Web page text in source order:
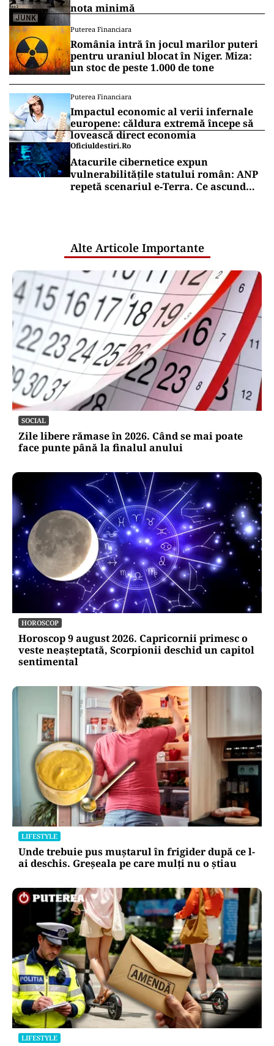
nota minimă
Puterea Financiara
România intră în jocul marilor puteri
pentru uraniul blocat în Niger. Miza:
un stoc de peste 1.000 de tone
Puterea Financiara
Impactul economic al verii infernale
europene: căldura extremă începe să
lovească direct economia
Oficiuldestiri.ro
Atacurile cibernetice expun
vulnerabilitățile statului român: ANP
repetă scenariul e‑Terra. Ce ascund
Alte Articole Importante
SOCIAL
Zile libere rămase în 2026. Când se mai poate
face punte până la finalul anului
HOROSCOP
Horoscop 9 august 2026. Capricornii primesc o
veste neașteptată, Scorpionii deschid un capitol
sentimental
LIFESTYLE
Unde trebuie pus muștarul în frigider după ce l-
ai deschis. Greșeala pe care mulți nu o știau
LIFESTYLE